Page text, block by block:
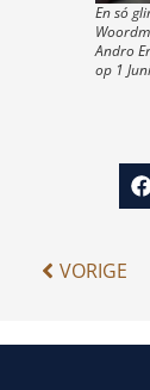
En só
Andro
op 1
VORIGE